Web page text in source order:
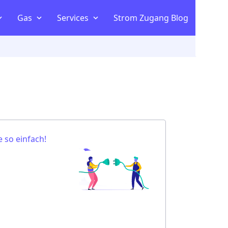
Gas Services Strom Zugang Blog
so einfach!